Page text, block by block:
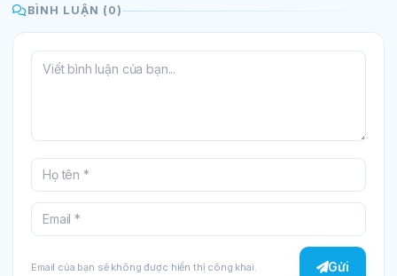
BÌNH LUẬN (0)
Email của bạn sẽ không được hiển thị công khai. Gửi